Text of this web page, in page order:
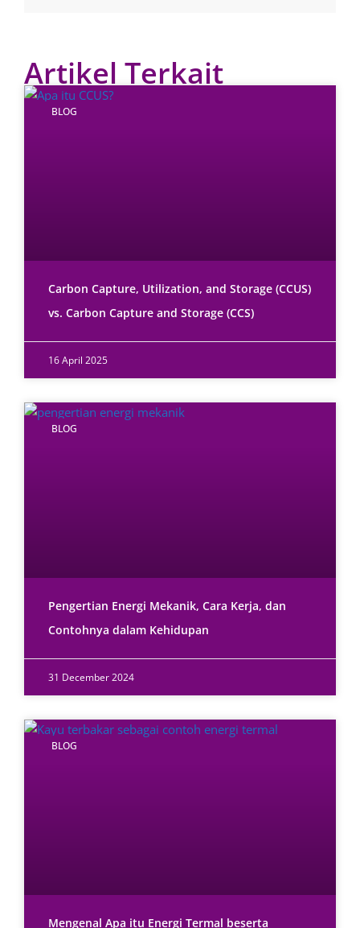
Artikel Terkait
BLOG
Carbon Capture, Utilization, and Storage (CCUS)
vs. Carbon Capture and Storage (CCS)
16 April 2025
BLOG
Pengertian Energi Mekanik, Cara Kerja, dan
Contohnya dalam Kehidupan
31 December 2024
BLOG
Mengenal Apa itu Energi Termal beserta